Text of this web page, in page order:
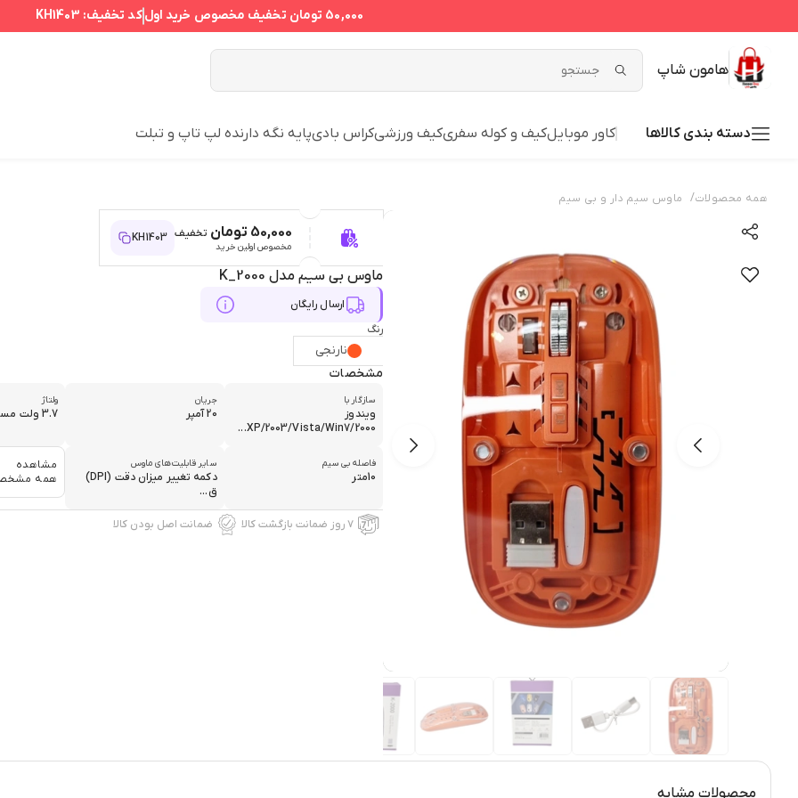
50,000 تومان تخفیف مخصوص خرید اولکد تخفیف: KH1403
هامون شاپ
دسته بندی کالاها کاور موبایلکیف و کوله سفریکیف ورزشیکراس بادیپایه نگه دارنده لپ تاپ و تبلت
همه محصولات/ ماوس سیم دار و بی سیم
50,000 تومان تخفیف
مخصوص اولین خرید
KH1403
ماوس بی سیم مدل K_2000
ارسال رایگان
رنگ
نارنجی
مشخصات
سازگار با
ویندوز
2000/XP/2003/Vista/Win7...
جریان
20 آمپر
ولتاژ
3.7 ولت مستقیم
فاصله بی سیم
10متر
سایر قابلیت‌های ماوس
دکمه تغییر میزان دقت (DPI)
ق...
مشاهده
همه
۷ روز ضمانت بازگشت کالا ضمانت اصل بودن کالا
محصولات مشابه